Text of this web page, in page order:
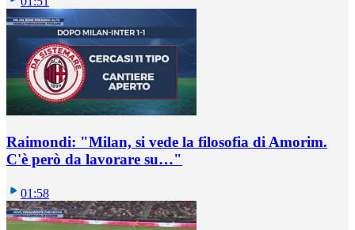
Raimondi: "Milan, si vede la filosofia di Amorim.
C'è però da lavorare su…"
01:58